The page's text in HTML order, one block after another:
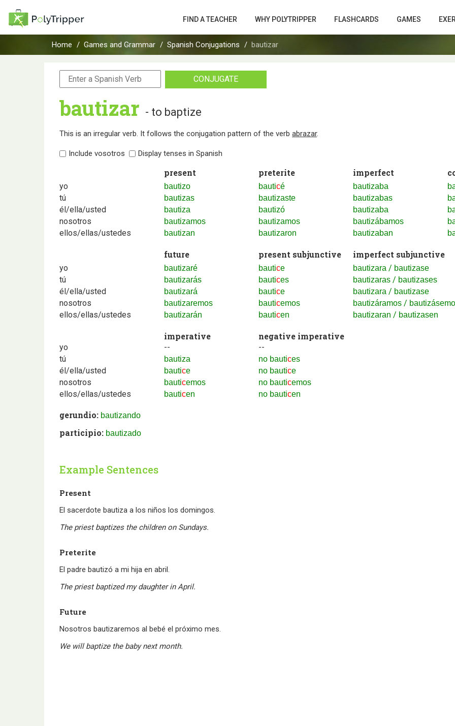
FIND A TEACHER WHY POLYTRIPPER FLASHCARDS GAMES
Home Games and Grammar Spanish Conjugations bautizar
CONJUGATE
bautizar - to baptize
This is an irregular verb. It follows the conjugation pattern of the verb abrazar.
Include vosotros Display tenses in Spanish
present preterite imperfect
yo bautizo bauticé bautizaba
tú bautizas bautizaste bautizabas
él/ella/usted bautiza bautizó bautizaba
nosotros bautizamos bautizamos bautizábamos
ellos/ellas/ustedes bautizan bautizaron bautizaban
future present subjunctive imperfect subjunctive
yo bautizaré bautice bautizara / bautizase
tú bautizarás bautices bautizaras/ bautizases
él/ella/usted bautizará bautice bautizara / bautizase
nosotros bautizaremos bauticemos bautizáramos/
ellos/ellas/ustedes bautizarán bauticen bautizaran / bautizasen
imperative negative imperative
yo --
--
tú
bautiza no bautices
él/ella/usted bautice no bautice
nosotros bauticemos no bauticemos
ellos/ellas/ustedes bauticen no bauticen
gerundio: bautizando
participio: bautizado
Example Sentences
Present
El sacerdote bautiza a los niños los domingos.
The priest baptizes the children on Sundays.
Preterite
El padre bautizó a mi hija en abril.
The priest baptized my daughter in April.
Future
Nosotros bautizaremos al bebé el próximo mes.
We will baptize the baby next month.